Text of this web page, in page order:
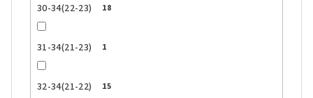
30-34(22-23) 18
31-34(21-23) 1
32-34(21-22) 15